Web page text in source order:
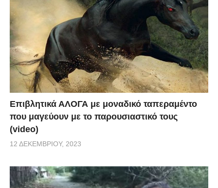
Επιβλητικά ΑΛΟΓΑ με μοναδικό ταπεραμέντο
που μαγεύουν με το παρουσιαστικό τους
(video)
12 ΔΕΚΕΜΒΡΊΟΥ, 2023